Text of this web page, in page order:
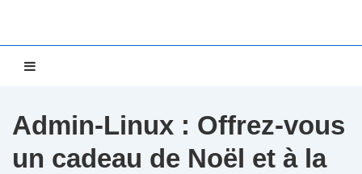
Admin-Linux : Offrez-vous
un cadeau de Noël et à la